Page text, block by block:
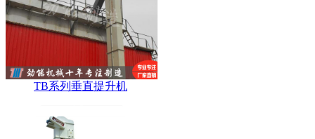
TB系列垂直提升机